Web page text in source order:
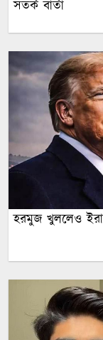
সতর্ক বার্তা
হরমুজ খুললেও